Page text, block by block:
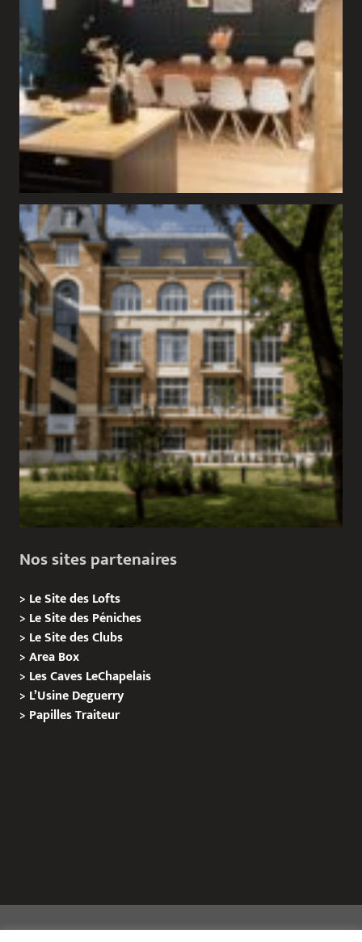
Nos sites partenaires
> Le Site des Lofts
> Le Site des Péniches
> Le Site des Clubs
>Area Box
> Les Caves LeChapelais
> L’Usine Deguerry
> PapillesTraiteur